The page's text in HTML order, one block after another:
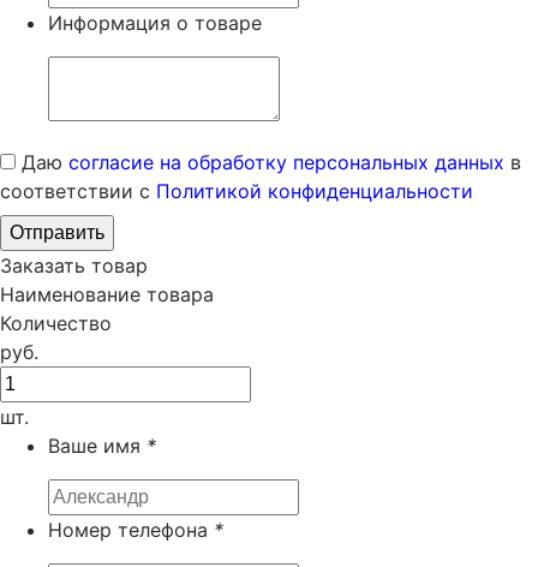
Информация о товаре
Даю согласие на обработку персональных данных в
соответствии с Политикой конфиденциальности
Заказать товар
Наименование товара
Количество
руб.
шт.
Ваше имя *
Номер телефона *